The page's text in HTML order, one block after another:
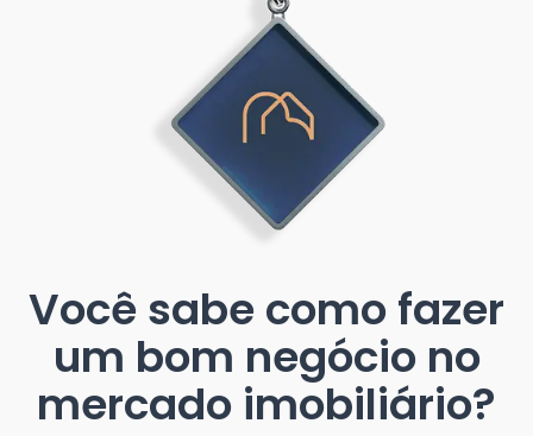
Você sabe como fazer
um bom negócio no
mercado imobiliário?